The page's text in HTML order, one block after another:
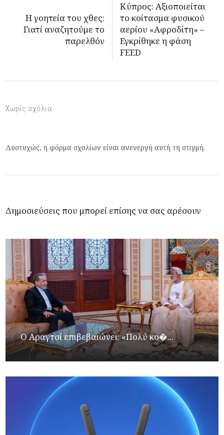
Η γοητεία του χθες:
Γιατί αναζητούμε το
παρελθόν
Κύπρος: Αξιοποιείται
το κοίτασμα φυσικού
αερίου «Αφροδίτη» –
Εγκρίθηκε η φάση
FEED
Χωρίς σχόλια
Δυστυχώς, η φόρμα σχολίων είναι ανενεργή αυτή τη στιγμή.
Δημοσιεύσεις που μπορεί επίσης να σας αρέσουν
Ο Αραγτσί επιβεβαιώνει: «Πολύ κο�...